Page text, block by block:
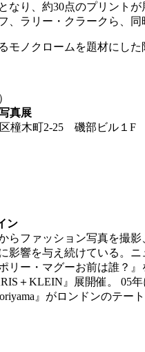
なり、約30点のプリント
、ラリー・クラークら、同
モノクロームを題材にし
真展
橦木町2-25 磯部ビル１F
ン
らファッション写真を撮
影響を与え続けている。
リー・マグーお前は誰？
＋KLEIN』展開催。 05
』がロンドンのテ